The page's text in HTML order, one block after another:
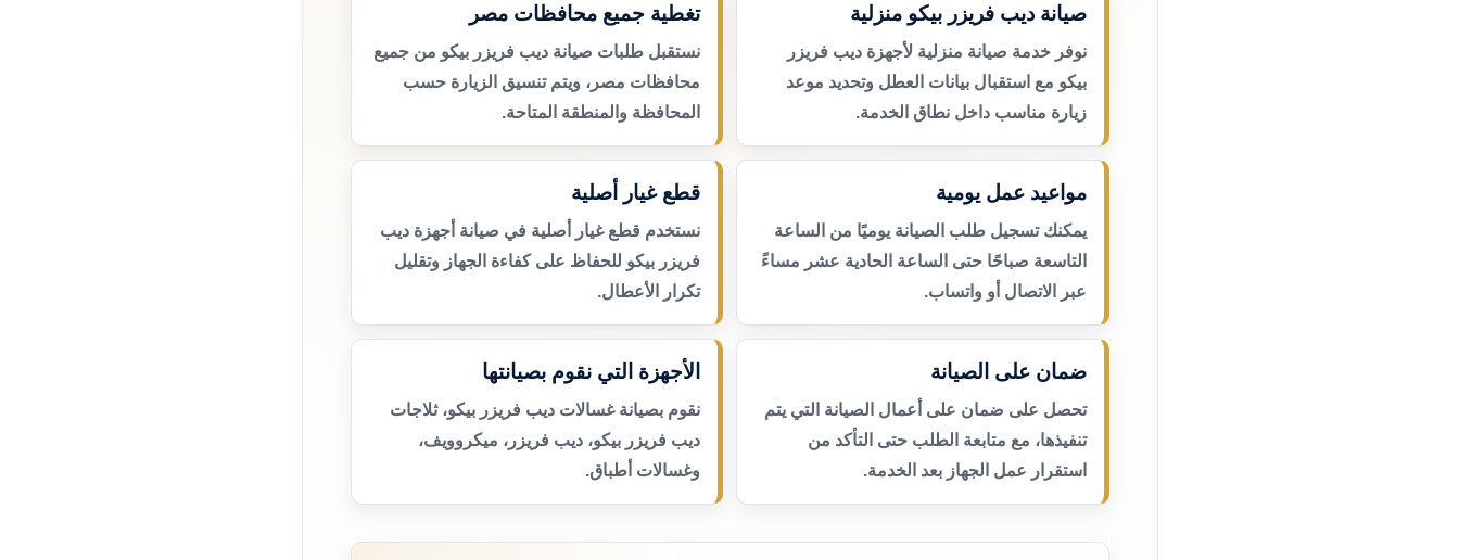
صيانة ديب فريزر بيكو منزلية
نوفر خدمة صيانة منزلية لأجهزة ديب فريزر
بيكو مع استقبال بيانات العطل وتحديد موعد
زيارة مناسب داخل نطاق الخدمة.
تغطية جميع محافظات مصر
نستقبل طلبات صيانة ديب فريزر بيكو من جميع
محافظات مصر، ويتم تنسيق الزيارة حسب
المحافظة والمنطقة المتاحة.
مواعيد عمل يومية
يمكنك تسجيل طلب الصيانة يوميًا من الساعة
التاسعة صباحًا حتى الساعة الحادية عشر مساءً
عبر الاتصال أو واتساب.
قطع غيار أصلية
نستخدم قطع غيار أصلية في صيانة أجهزة ديب
فريزر بيكو للحفاظ على كفاءة الجهاز وتقليل
تكرار الأعطال.
ضمان على الصيانة
تحصل على ضمان على أعمال الصيانة التي يتم
تنفيذها، مع متابعة الطلب حتى التأكد من
استقرار عمل الجهاز بعد الخدمة.
الأجهزة التي نقوم بصيانتها
نقوم بصيانة غسالات ديب فريزر بيكو، ثلاجات
ديب فريزر بيكو، ديب فريزر، ميكروويف،
وغسالات أطباق.